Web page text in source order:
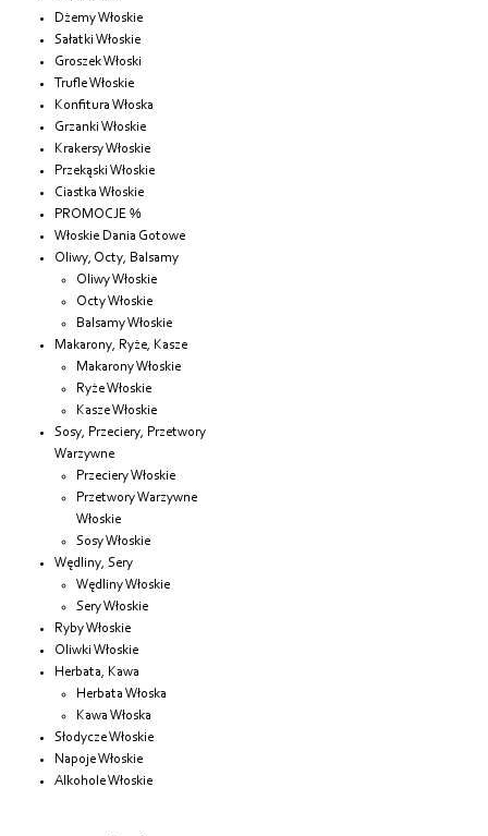
Dżemy Włoskie
Sałatki Włoskie
Groszek Włoski
Trufle Włoskie
Konfitura Włoska
Grzanki Włoskie
Krakersy Włoskie
Przekąski Włoskie
Ciastka Włoskie
PROMOCJE %
Włoskie Dania Gotowe
Oliwy, Octy, Balsamy
Oliwy Włoskie
Octy Włoskie
Balsamy Włoskie
Makarony, Ryże, Kasze
Makarony Włoskie
Ryże Włoskie
Kasze Włoskie
Sosy, Przeciery, Przetwory
Warzywne
Przeciery Włoskie
Przetwory Warzywne
Włoskie
Sosy Włoskie
Wędliny, Sery
Wędliny Włoskie
Sery Włoskie
Ryby Włoskie
Oliwki Włoskie
Herbata, Kawa
Herbata Włoska
Kawa Włoska
Słodycze Włoskie
Napoje Włoskie
Alkohole Włoskie